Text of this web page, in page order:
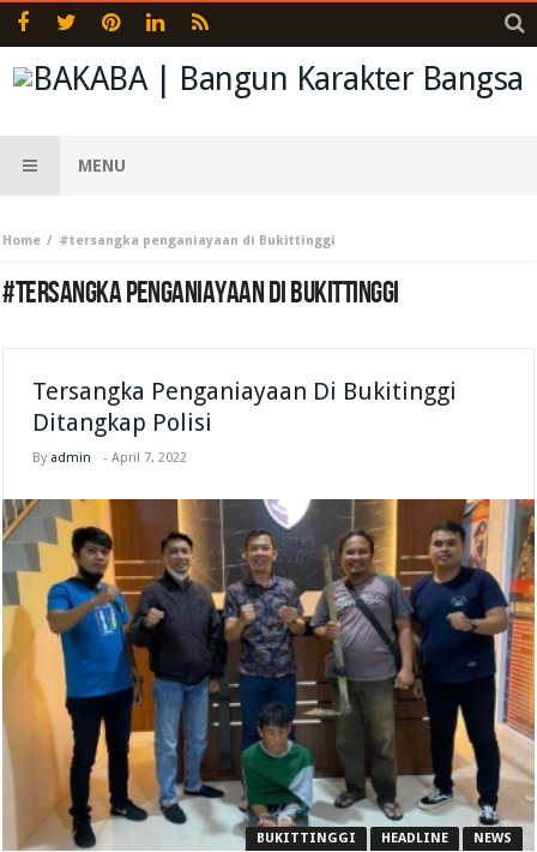
MENU
Home #tersangka penganiayaan di Bukittinggi
#TERSANGKA PENGANIAYAAN DI BUKITTINGGI
Tersangka Penganiayaan Di Bukitinggi
Ditangkap Polisi
By admin -April 7, 2022
BUKITTINGGI HEADLINE NEWS